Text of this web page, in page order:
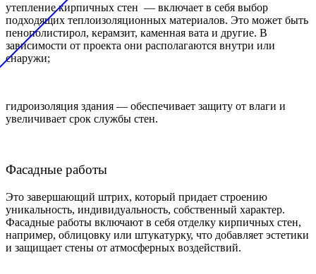
утепление кирпичных стен — включает в себя выбор
подходящих теплоизоляционных материалов. Это может быть
пенополистирол, керамзит, каменная вата и другие. В
зависимости от проекта они располагаются внутри или
снаружи;
гидроизоляция здания — обеспечивает защиту от влаги и
увеличивает срок службы стен.
Фасадные работы
Это завершающий штрих, который придает строению
уникальность, индивидуальность, собственный характер.
Фасадные работы включают в себя отделку кирпичных стен,
например, облицовку или штукатурку, что добавляет эстетики
и защищает стены от атмосферных воздействий.